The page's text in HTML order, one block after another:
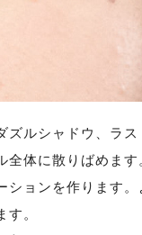
ルシャドウ、ラス
体に散りばめます
ョンを作ります
。